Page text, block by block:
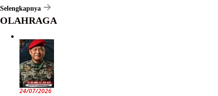
Selengkapnya
OLAHRAGA
24/07/2026